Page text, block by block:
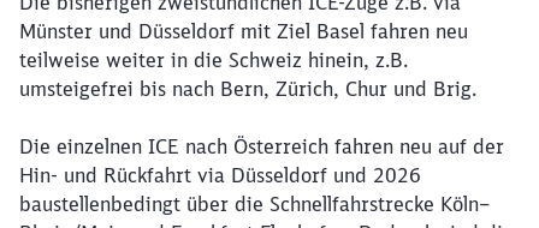
Münster und Düsseldorf mit Ziel Basel fahren neu
teilweise weiter in die Schweiz hinein, z.B.
umsteigefrei bis nach Bern, Zürich, Chur und Brig.
Die einzelnen ICE nach Österreich fahren neu auf der
Hin- und Rückfahrt via Düsseldorf und 2026
baustellenbedingt über die Schnellfahrstrecke Köln–